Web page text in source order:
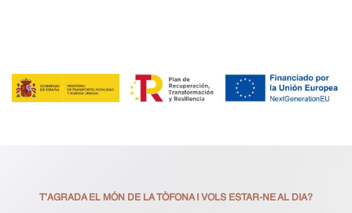
T’AGRADA EL MÓN DE LA TÒFONA I VOLS ESTAR-NE AL DIA?